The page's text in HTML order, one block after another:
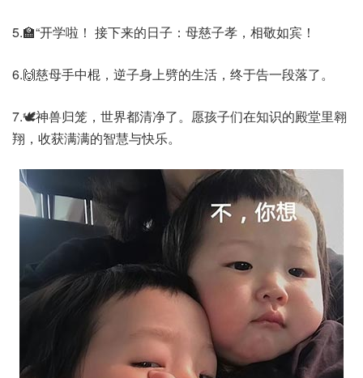
5.🏫“开学啦！ 接下来的日子：母慈子孝，相敬如宾！
6.🙌慈母手中棍，逆子身上劈的生活，终于告一段落了。
7.🕊️神兽归笼，世界都清净了。愿孩子们在知识的殿堂里翱
翔，收获满满的智慧与快乐。